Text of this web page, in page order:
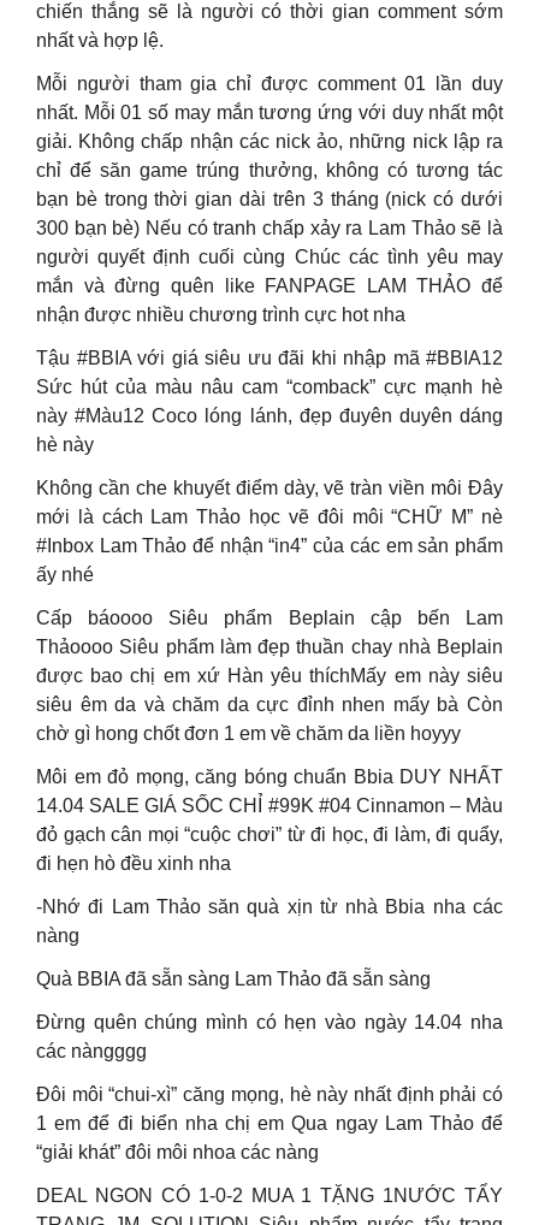
chiến thắng sẽ là người có thời gian comment sớm
nhất và hợp lệ.
Mỗi người tham gia chỉ được comment 01 lần duy
nhất. Mỗi 01 số may mắn tương ứng với duy nhất một
giải. Không chấp nhận các nick ảo, những nick lập ra
chỉ để săn game trúng thưởng, không có tương tác
bạn bè trong thời gian dài trên 3 tháng (nick có dưới
300 bạn bè) Nếu có tranh chấp xảy ra Lam Thảo sẽ là
người quyết định cuối cùng Chúc các tình yêu may
mắn và đừng quên like FANPAGE LAM THẢO để
nhận được nhiều chương trình cực hot nha
Tậu #BBIA với giá siêu ưu đãi khi nhập mã #BBIA12
Sức hút của màu nâu cam “comback” cực mạnh hè
này #Màu12 Coco lóng lánh, đẹp đuyên duyên dáng
hè này
Không cần che khuyết điểm dày, vẽ tràn viền môi Đây
mới là cách Lam Thảo học vẽ đôi môi “CHỮ M” nè
#Inbox Lam Thảo để nhận “in4” của các em sản phẩm
ấy nhé
Cấp báoooo Siêu phẩm Beplain cập bến Lam
Thảoooo Siêu phẩm làm đẹp thuần chay nhà Beplain
được bao chị em xứ Hàn yêu thíchMấy em này siêu
siêu êm da và chăm da cực đỉnh nhen mấy bà Còn
chờ gì hong chốt đơn 1 em về chăm da liền hoyyy
Môi em đỏ mọng, căng bóng chuẩn Bbia DUY NHẤT
14.04 SALE GIÁ SỐC CHỈ #99K #04 Cinnamon – Màu
đỏ gạch cân mọi “cuộc chơi” từ đi học, đi làm, đi quẩy,
đi hẹn hò đều xinh nha
-Nhớ đi Lam Thảo săn quà xịn từ nhà Bbia nha các
nàng
Quà BBIA đã sẵn sàng Lam Thảo đã sẵn sàng
Đừng quên chúng mình có hẹn vào ngày 14.04 nha
các nàngggg
Đôi môi “chui-xì” căng mọng, hè này nhất định phải có
1 em để đi biển nha chị em Qua ngay Lam Thảo để
“giải khát” đôi môi nhoa các nàng
DEAL NGON CÓ 1-0-2 MUA 1 TẶNG 1NƯỚC TẨY